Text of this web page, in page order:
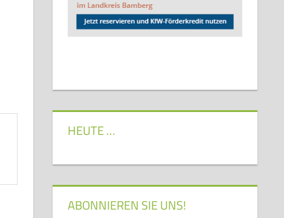
HEUTE …
ABONNIEREN SIE UNS!